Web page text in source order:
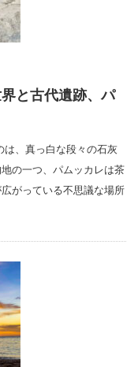
と古代遺跡、パ
は、真っ白な段々の石灰
の一つ、パムッカレは茶
がっている不思議な場所